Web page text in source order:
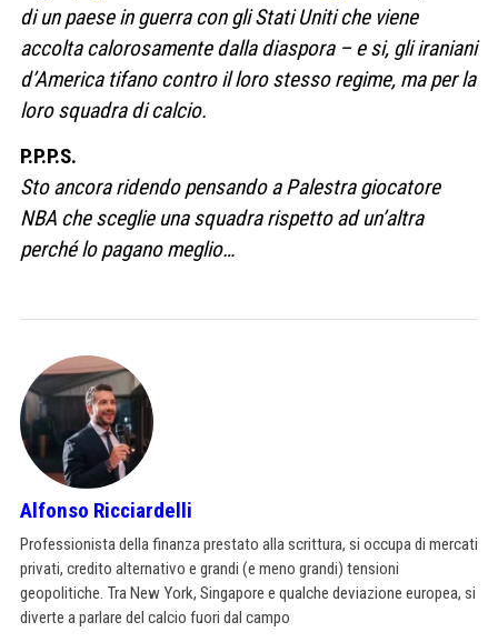
di un paese in guerra con gli Stati Uniti che viene
accolta calorosamente dalla diaspora – e si, gli iraniani
d’America tifano contro il loro stesso regime, ma per la
loro squadra di calcio.
P.P.P.S.
Sto ancora ridendo pensando a Palestra giocatore
NBA che sceglie una squadra rispetto ad un’altra
perché lo pagano meglio…
Alfonso Ricciardelli
Professionista della finanza prestato alla scrittura, si occupa di mercati
privati, credito alternativo e grandi (e meno grandi) tensioni
geopolitiche. Tra New York, Singapore e qualche deviazione europea, si
diverte a parlare del calcio fuori dal campo